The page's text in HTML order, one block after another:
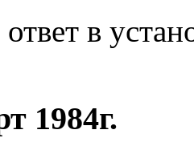
в
1984г.